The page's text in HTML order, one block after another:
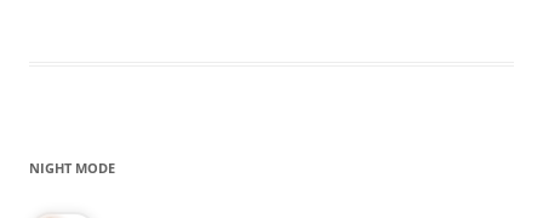
NIGHT MODE